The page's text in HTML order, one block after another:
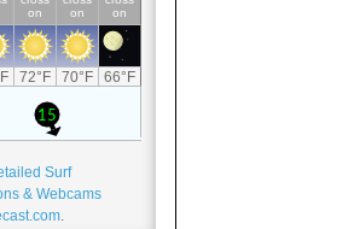
Surf
& Webcams
.